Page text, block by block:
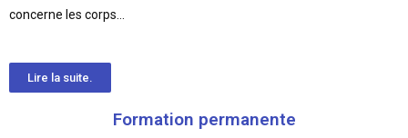
concerne les corps…
Lire la suite.
Formation permanente